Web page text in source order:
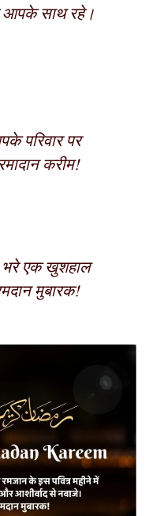
आपके साथ रहे।
परिवार पर
करीम!
भरे एक खुशहाल
मुबारक!